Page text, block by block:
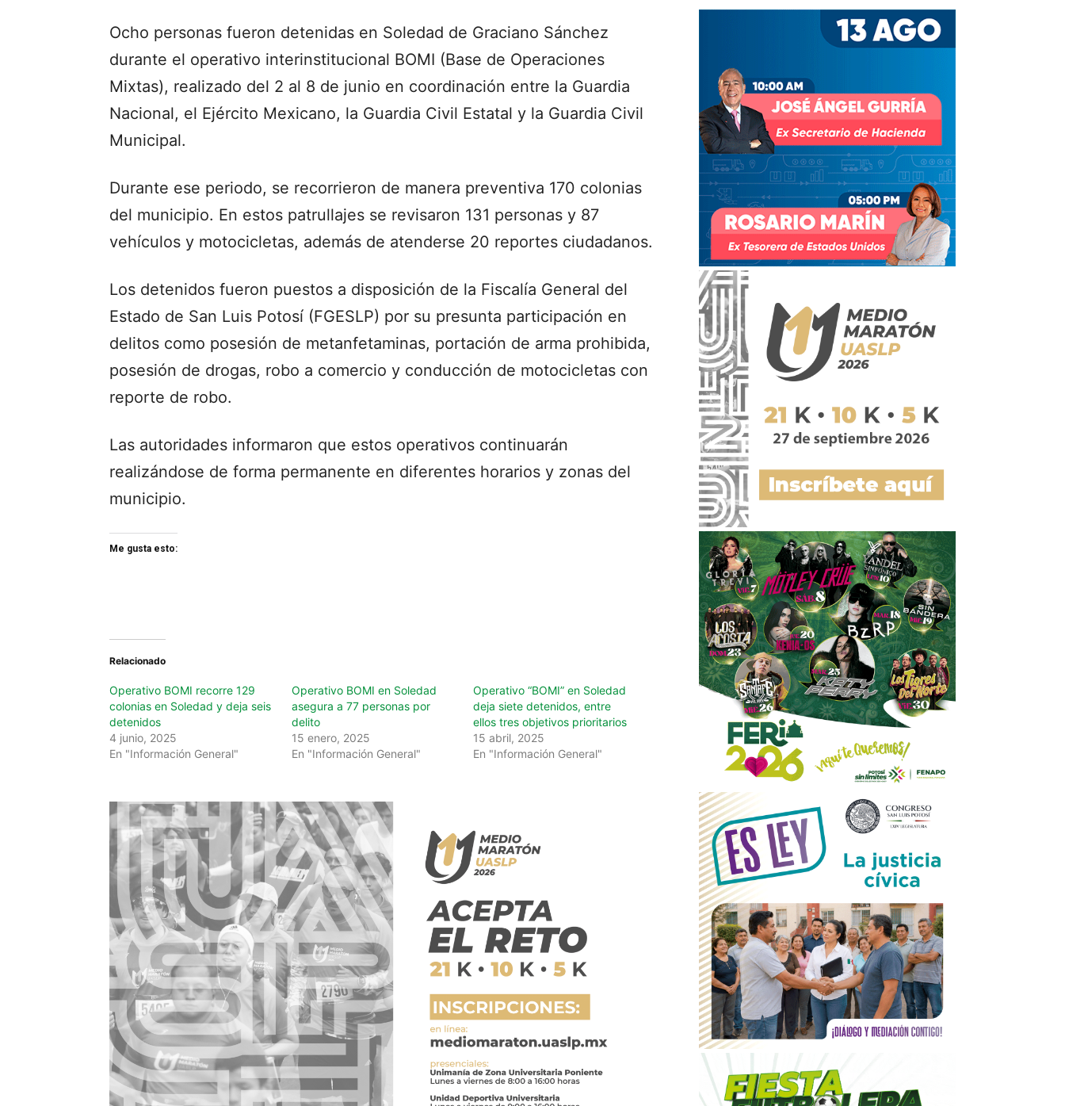
Ocho personas fueron detenidas en Soledad de Graciano Sánchez
durante el operativo interinstitucional BOMI (Base de Operaciones
Mixtas), realizado del 2 al 8 de junio en coordinación entre la Guardia
Nacional, el Ejército Mexicano, la Guardia Civil Estatal y la Guardia Civil
Municipal.
Durante ese periodo, se recorrieron de manera preventiva 170 colonias
del municipio. En estos patrullajes se revisaron 131 personas y 87
vehículos y motocicletas, además de atenderse 20 reportes ciudadanos.
Los detenidos fueron puestos a disposición de la Fiscalía General del
Estado de San Luis Potosí (FGESLP) por su presunta participación en
delitos como posesión de metanfetaminas, portación de arma prohibida,
posesión de drogas, robo a comercio y conducción de motocicletas con
reporte de robo.
Las autoridades informaron que estos operativos continuarán
realizándose de forma permanente en diferentes horarios y zonas del
municipio.
Me gusta esto:
Relacionado
Operativo BOMI recorre 129
colonias en Soledad y deja seis
detenidos
4 junio, 2025
En "Información General"
Operativo BOMI en Soledad
asegura a 77 personas por
delito
15 enero, 2025
En "Información General"
Operativo “BOMI” en Soledad
deja siete detenidos, entre
ellos tres objetivos prioritarios
15 abril, 2025
En "Información General"